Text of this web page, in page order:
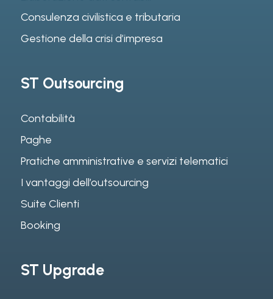
Consulenza civilistica e tributaria
Gestione della crisi d’impresa
ST Outsourcing
Contabilità
Paghe
Pratiche amministrative e servizi telematici
I vantaggi dell’outsourcing
Suite Clienti
Booking
ST Upgrade